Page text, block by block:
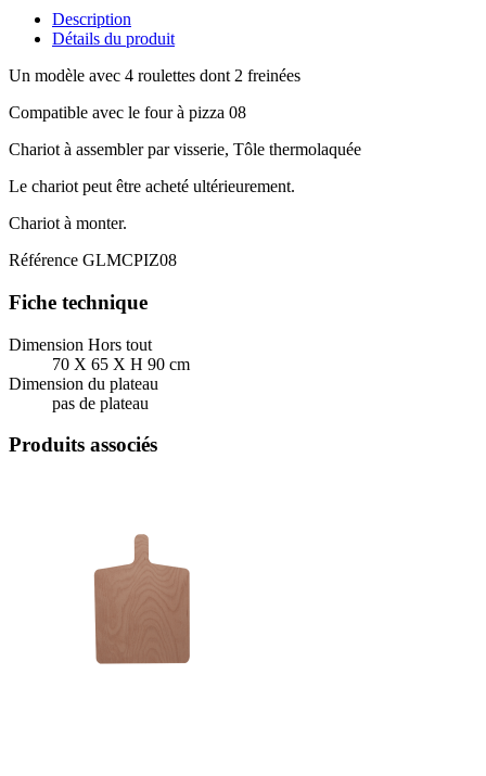
Description
Détails du produit
Un modèle avec 4 roulettes dont 2 freinées
Compatible avec le four à pizza 08
Chariot à assembler par visserie, Tôle thermolaquée
Le chariot peut être acheté ultérieurement.
Chariot à monter.
Référence GLMCPIZ08
Fiche technique
Dimension Hors tout
70 X 65 X H 90 cm
Dimension du plateau
pas de plateau
Produits associés